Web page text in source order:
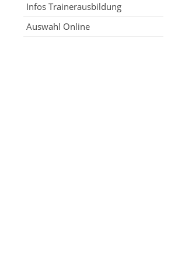
Infos Trainerausbildung
Auswahl Online